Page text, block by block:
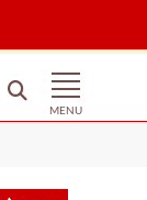
MENU